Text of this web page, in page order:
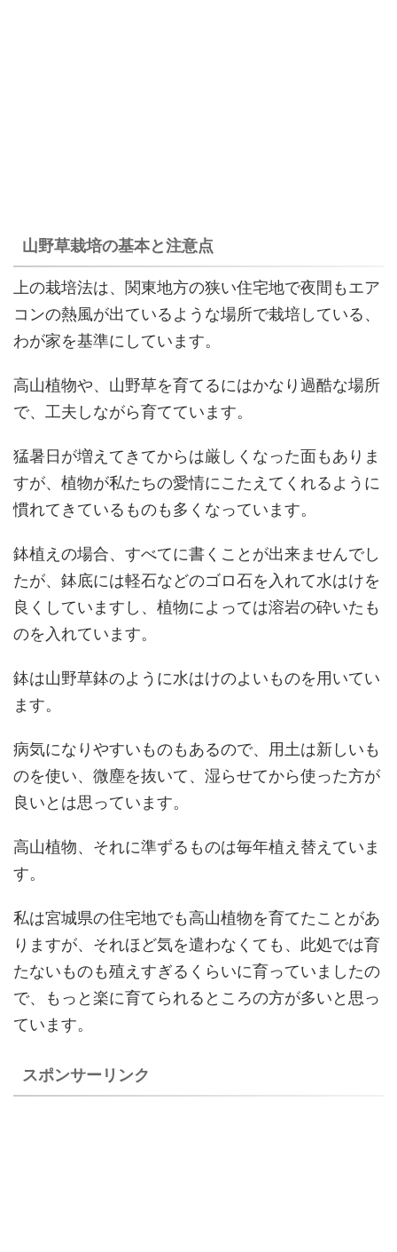
山野草栽培の基本と注意点
上の栽培法は、関東地方の狭い住宅地で夜間もエア
コンの熱風が出ているような場所で栽培している、
わが家を基準にしています。
高山植物や、山野草を育てるにはかなり過酷な場所
で、工夫しながら育てています。
猛暑日が増えてきてからは厳しくなった面もありま
すが、植物が私たちの愛情にこたえてくれるように
慣れてきているものも多くなっています。
鉢植えの場合、すべてに書くことが出来ませんでし
たが、鉢底には軽石などのゴロ石を入れて水はけを
良くしていますし、植物によっては溶岩の砕いたも
のを入れています。
鉢は山野草鉢のように水はけのよいものを用いてい
ます。
病気になりやすいものもあるので、用土は新しいも
のを使い、微塵を抜いて、湿らせてから使った方が
良いとは思っています。
高山植物、それに準ずるものは毎年植え替えていま
す。
私は宮城県の住宅地でも高山植物を育てたことがあ
りますが、それほど気を遣わなくても、此処では育
たないものも殖えすぎるくらいに育っていましたの
で、もっと楽に育てられるところの方が多いと思っ
ています。
スポンサーリンク